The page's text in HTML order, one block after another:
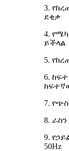
3.
ደቂቃ
4.
ይችላል
5.
6.
7.
8.
9.
50Hz